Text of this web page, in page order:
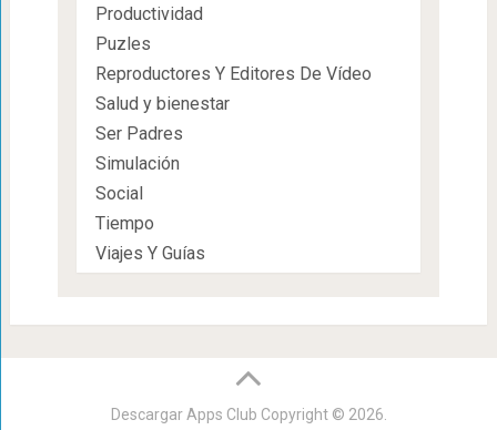
Productividad
Puzles
Reproductores Y Editores De Vídeo
Salud y bienestar
Ser Padres
Simulación
Social
Tiempo
Viajes Y Guías
Descargar Apps Club Copyright © 2026.